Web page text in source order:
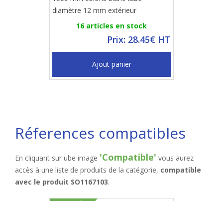
diamètre 12 mm extérieur
16 articles en stock
Prix: 28.45€ HT
Ajout panier
Réferences compatibles
En cliquant sur ube image 'Compatible' vous aurez
accès à une liste de produits de la catégorie, compatible
avec le produit SO1167103.